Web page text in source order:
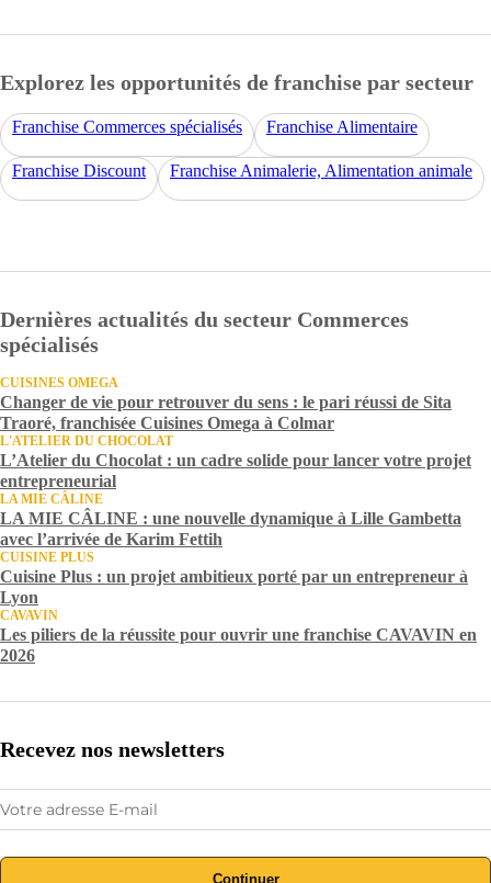
Explorez les opportunités de franchise par secteur
Franchise Commerces spécialisés Franchise Alimentaire
Franchise Discount Franchise Animalerie, Alimentation animale
Dernières actualités du secteur Commerces
spécialisés
CUISINES OMEGA
Changer de vie pour retrouver du sens : le pari réussi de Sita
Traoré, franchisée Cuisines Omega à Colmar
L'ATELIER DU CHOCOLAT
L’Atelier du Chocolat : un cadre solide pour lancer votre projet
entrepreneurial
LA MIE CÂLINE
LA MIE CÂLINE : une nouvelle dynamique à Lille Gambetta
avec l’arrivée de Karim Fettih
CUISINE PLUS
Cuisine Plus : un projet ambitieux porté par un entrepreneur à
Lyon
CAVAVIN
Les piliers de la réussite pour ouvrir une franchise CAVAVIN en
2026
Recevez nos newsletters
Continuer